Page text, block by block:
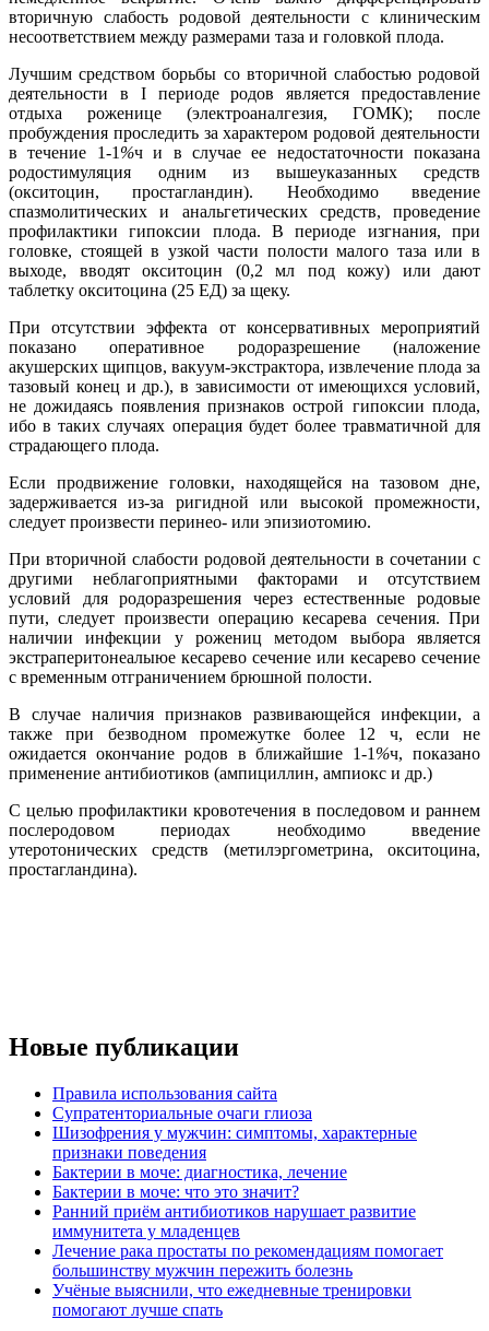
вторичную слабость родовой деятельности с клиническим
несоответствием между размерами таза и головкой плода.
Лучшим средством борьбы со вторичной слабостью родовой
деятельности в I периоде родов является предоставление
отдыха роженице (электроаналгезия, ГОМК); после
пробуждения проследить за характером родовой деятельности
в течение 1-1 %ч и в случае ее недостаточности показана
родостимуляция одним из вышеуказанных средств
(окситоцин, простагландин). Необходимо введение
спазмолитических и анальгетических средств, проведение
профилактики гипоксии плода. В периоде изгнания, при
головке, стоящей в узкой части полости малого таза или в
выходе, вводят окситоцин (0,2 мл под кожу) или дают
таблетку окситоцина (25 ЕД) за щеку.
При отсутствии эффекта от консервативных мероприятий
показано оперативное родоразрешение (наложение
акушерских щипцов, вакуум-экстрактора, извлечение плода за
тазовый конец и др.), в зависимости от имеющихся условий,
не дожидаясь появления признаков острой гипоксии плода,
ибо в таких случаях операция будет более травматичной для
страдающего плода.
Если продвижение головки, находящейся на тазовом дне,
задерживается из-за ригидной или высокой промежности,
следует произвести перинео- или эпизиотомию.
При вторичной слабости родовой деятельности в сочетании с
другими неблагоприятными факторами и отсутствием
условий для родоразрешения через естественные родовые
пути, следует произвести операцию кесарева сечения. При
наличии инфекции у рожениц методом выбора является
экстраперитонеалыюе кесарево сечение или кесарево сечение
с временным отграничением брюшной полости.
В случае наличия признаков развивающейся инфекции, а
также при безводном промежутке более 12 ч, если не
ожидается окончание родов в ближайшие 1-1 %ч, показано
применение антибиотиков (ампициллин, ампиокс и др.)
С целью профилактики кровотечения в последовом и раннем
послеродовом периодах необходимо введение
утеротонических средств (метилэргометрина, окситоцина,
простагландина).
Новые публикации
Правила использования сайта
Супратенториальные очаги глиоза
Шизофрения у мужчин: симптомы, характерные
признаки поведения
Бактерии в моче: диагностика, лечение
Бактерии в моче: что это значит?
Ранний приём антибиотиков нарушает развитие
иммунитета у младенцев
Лечение рака простаты по рекомендациям помогает
большинству мужчин пережить болезнь
Учёные выяснили, что ежедневные тренировки
помогают лучше спать